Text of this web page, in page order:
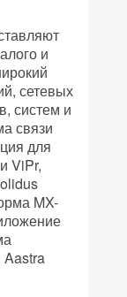
и
сетевых
систем и
связи
для
ViPr,
MX-